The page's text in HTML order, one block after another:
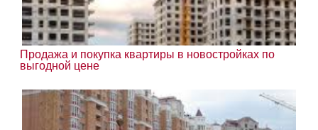
Продажа и покупка квартиры в новостройках по
выгодной цене